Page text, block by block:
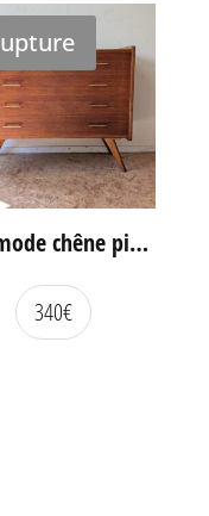
Commode chêne pieds compas vintage
340€